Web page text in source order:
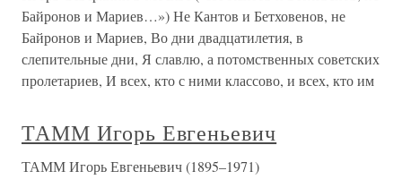
Байронов и Мариев…») Не Кантов и Бетховенов, не
Байронов и Мариев, Во дни двадцатилетия, в
слепительные дни, Я славлю, а потомственных советских
пролетариев, И всех, кто с ними классово, и всех, кто им
ТАММ Игорь Евгеньевич
ТАММ Игорь Евгеньевич (1895–1971)